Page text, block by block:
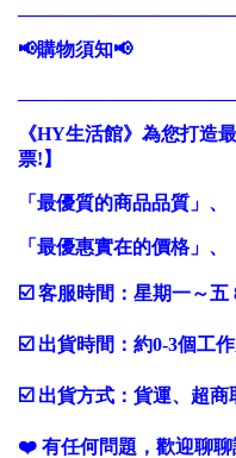
📢購物須知📢
《HY生活館》為您打造
票!】
「最優質的商品品質」、
「最優惠實在的價格」、
☑️ 客服時間：星期一～五
☑️ 出貨時間：約0-3個工
☑️ 出貨方式：貨運、超商
❤️ 有任何問題，歡迎聊